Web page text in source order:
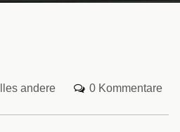
andere 0 Kommentare